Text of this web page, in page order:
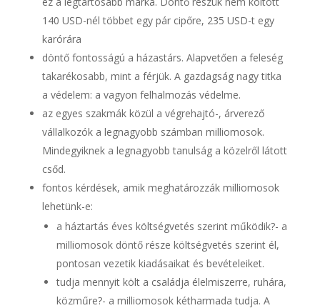
140 USD-nél többet egy pár cipőre, 235 USD-t egy
karórára
döntő fontosságú a házastárs. Alapvetően a feleség
takarékosabb, mint a férjük. A gazdagság nagy titka
a védelem: a vagyon felhalmozás védelme.
az egyes szakmák közül a végrehajtó-, árverező
vállalkozók a legnagyobb számban milliomosok.
Mindegyiknek a legnagyobb tanulság a közelről látott
csőd.
fontos kérdések, amik meghatározzák milliomosok
lehetünk-e:
a háztartás éves költségvetés szerint működik?- a
milliomosok döntő része költségvetés szerint él,
pontosan vezetik kiadásaikat és bevételeiket.
tudja mennyit költ a családja élelmiszerre, ruhára,
közműre?- a milliomosok kétharmada tudja. A